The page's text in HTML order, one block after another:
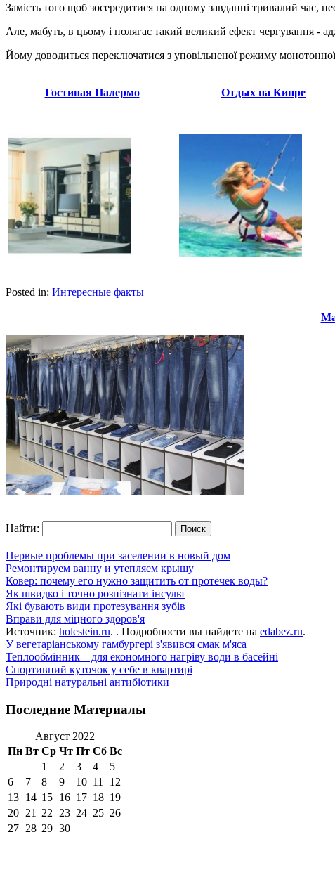
Замість того щоб зосередитися на одному завданні тривалий час,
Але, мабуть, в цьому і полягає такий великий ефект чергування
Йому доводиться переключатися з уповільненої режиму
Гостиная Палермо Отдых на Кипре
Posted in: Интересные факты
Найти:
Первые проблемы при заселении в новый дом
Ремонтируем ванну и утепляем крышу
Ковер: почему его нужно защитить от протечек воды?
Як швидко і точно розпізнати інсульт
Які бувають види протезування зубів
Вправи для міцного здоров'я
Источник: holestein.ru. . Подробности вы найдете на edabez.ru.
У вегетаріанському гамбургері з'явився смак м'яса
Теплообмінник – для економного нагріву води в басейні
Спортивний куточок у себе в квартирі
Природні натуральні антибіотики
Последние Материалы
Август 2022
Пн Вт Ср Чт Пт Сб Вс
1
2 3 4
5
6
7 8 9 10 11
12
13 14 15 16 17 18 19
20 21 22 23 24 25 26
27 28 29 30